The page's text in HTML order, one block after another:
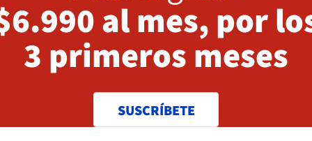
al mes, por
3 primeros meses
SUSCRÍBETE